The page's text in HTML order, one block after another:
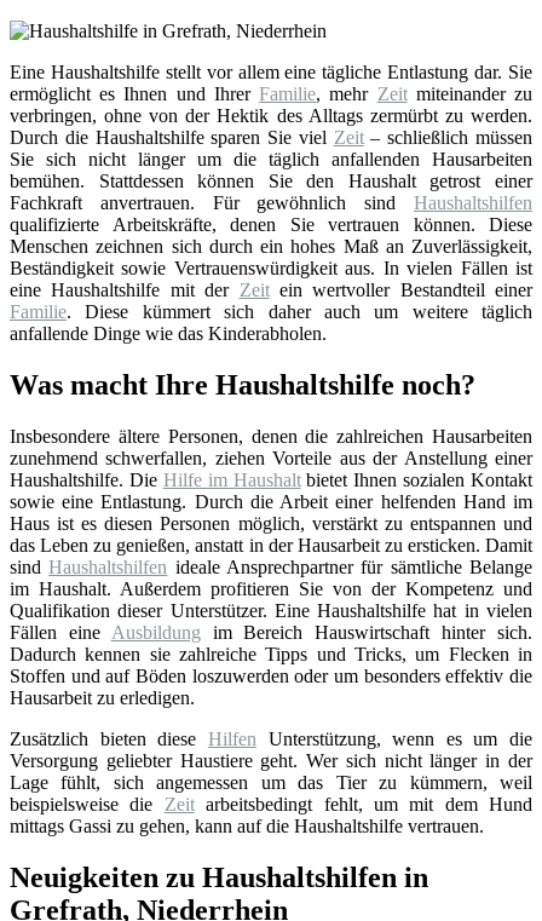
Eine Haushaltshilfe stellt vor allem eine tägliche Entlastung dar. Sie
ermöglicht es Ihnen und IhrerFamilie, mehr Zeitmiteinander zu
verbringen, ohne von der Hektik des Alltags zermürbt zu werden.
Durch die Haushaltshilfe sparen Sie viel Zeit– schließlich müssen
Sie sich nicht länger um die täglich anfallenden Hausarbeiten
bemühen. Stattdessen können Sie den Haushalt getrost einer
Fachkraft anvertrauen. Für gewöhnlich sind Haushaltshilfen
qualifizierte Arbeitskräfte, denen Sie vertrauen können. Diese
Menschen zeichnen sich durch ein hohes Maß an Zuverlässigkeit,
Beständigkeit sowie Vertrauenswürdigkeit aus. In vielen Fällen ist
eine Haushaltshilfe mit der Zeitein wertvoller Bestandteil einer
Familie. Diese kümmert sich daher auch um weitere täglich
anfallende Dinge wie das Kinderabholen.
Was macht Ihre Haushaltshilfe noch?
Insbesondere ältere Personen, denen die zahlreichen Hausarbeiten
zunehmend schwerfallen, ziehen Vorteile aus der Anstellung einer
Haushaltshilfe. Die Hilfe im Haushaltbietet Ihnen sozialen Kontakt
sowie eine Entlastung. Durch die Arbeit einer helfenden Hand im
Haus ist es diesen Personen möglich, verstärkt zu entspannen und
das Leben zu genießen, anstatt in der Hausarbeit zu ersticken. Damit
sindHaushaltshilfen ideale Ansprechpartner für sämtliche Belange
im Haushalt. Außerdem profitieren Sie von der Kompetenz und
Qualifikation dieser Unterstützer. Eine Haushaltshilfe hat in vielen
Fällen eine Ausbildung im Bereich Hauswirtschaft hinter sich.
Dadurch kennen sie zahlreiche Tipps und Tricks, um Flecken in
Stoffen und auf Böden loszuwerden oder um besonders effektiv die
Hausarbeit zu erledigen.
Zusätzlich bieten diese Hilfen Unterstützung, wenn es um die
Versorgung geliebter Haustiere geht. Wer sich nicht länger in der
Lage fühlt, sich angemessen um das Tier zu kümmern, weil
beispielsweise die Zeitarbeitsbedingt fehlt, um mit dem Hund
mittags Gassi zu gehen, kann auf die Haushaltshilfe vertrauen.
Neuigkeiten zu Haushaltshilfen in
Grefrath, Niederrhein